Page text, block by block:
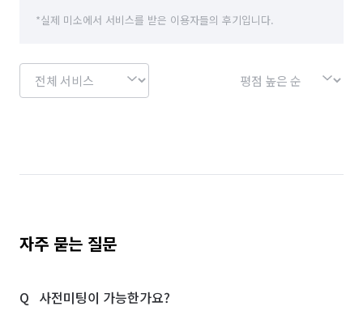
*실제 미소에서 서비스를 받은 이용자들의 후기입니다.
자주 묻는 질문
사전미팅이 가능한가요?